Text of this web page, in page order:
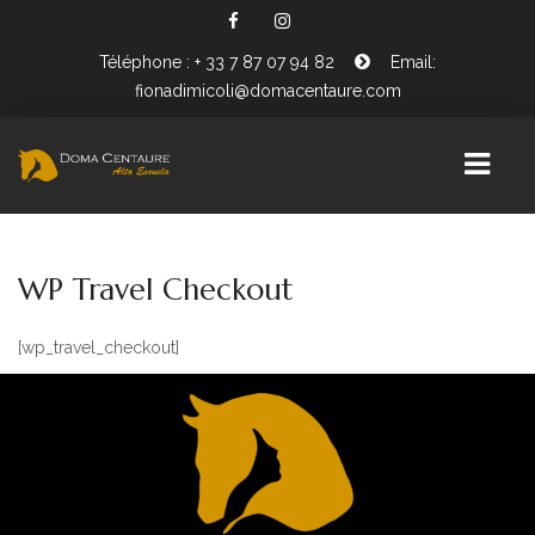
Téléphone : + 33 7 87 07 94 82
Email:
fionadimicoli@domacentaure.com
PRÉSENTATION FIONA DIMICOLI
WORKING EQUITATION
WP Travel Checkout
[wp_travel_checkout]